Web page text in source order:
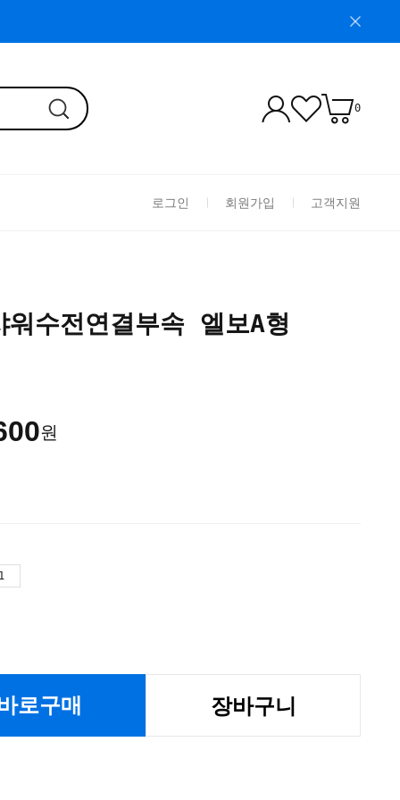
0
로그인 회원가입 고객지원
수전연결부속 엘보A형
원
로구매 장바구니